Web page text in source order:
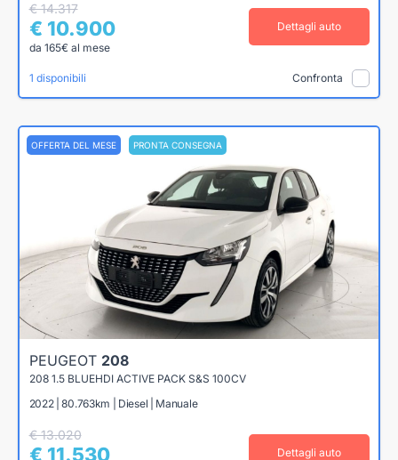
€ 14.317
€ 10.900
da 165€ al mese
Dettagli auto
1 disponibili Confronta
OFFERTA DEL MESE PRONTA CONSEGNA
PEUGEOT 208
208 1.5 BLUEHDI ACTIVE PACK S&S 100CV
2022 | 80.763km | Diesel | Manuale
€ 13.020
€ 11.530 Dettagli auto